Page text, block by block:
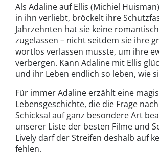
Als Adaline auf Ellis (Michiel
in ihn verliebt, bröckelt ihre
Jahrzehnten hat sie keine
zugelassen – nicht seitdem sie ihre
wortlos verlassen musste, um ihre
verbergen. Kann Adaline mit Ellis
und ihr Leben endlich so leben, wie
Für immer Adaline erzählt eine
Lebensgeschichte, die die Frage
Schicksal auf ganz besondere Art
unserer Liste der besten Filme und
Lively darf der Streifen deshalb auf
fehlen.